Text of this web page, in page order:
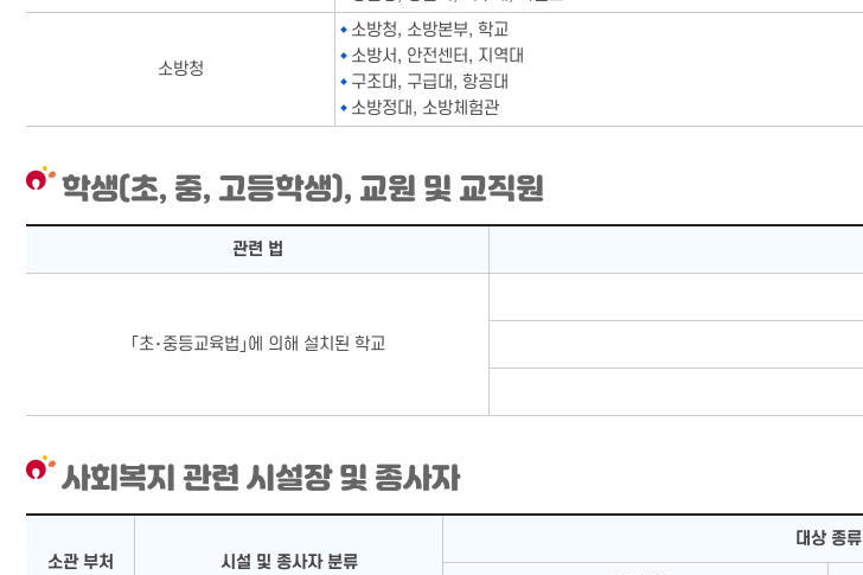
소방청
소방청, 소방본부, 학교
소방서, 안전센터, 지역대
구조대, 구급대, 항공대
소방정대, 소방체험관
학생(초, 중, 고등학생), 교원 및 교직원
관련 법
｢초･중등교육법｣에 의해 설치된 학교
사회복지 관련 시설장 및 종사자
소관 부처 시설 및 종사자 분류
대상 종류